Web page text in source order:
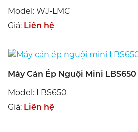
Model: WJ-LMC
Giá: Liên hệ
Máy Cán Ép Nguội Mini LBS650
Model: LBS650
Giá: Liên hệ